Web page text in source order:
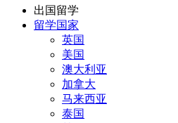
出国留学
留学国家
英国
美国
澳大利亚
加拿大
马来西亚
泰国